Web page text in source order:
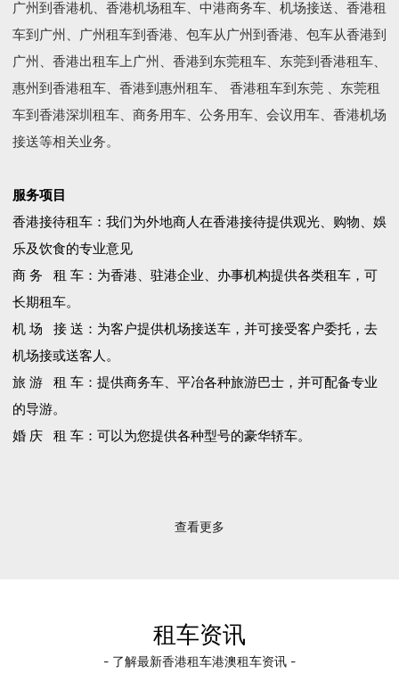
广州到香港机、香港机场租车、中港商务车、机场接送、香港租
车到广州、广州租车到香港、包车从广州到香港、包车从香港到
广州、香港出租车上广州、香港到东莞租车、东莞到香港租车、
惠州到香港租车、香港到惠州租车、 香港租车到东莞 、东莞租
车到香港深圳租车、商务用车、公务用车、会议用车、香港机场
接送等相关业务。
服务项目
香港接待租车：我们为外地商人在香港接待提供观光、购物、娛
乐及饮食的专业意见
商 务 租 车：为香港、驻港企业、办事机构提供各类租车，可
长期租车。
机 场 接 送：为客户提供机场接送车，并可接受客户委托，去
机场接或送客人。
旅 游 租 车：提供商务车、平冶各种旅游巴士，并可配备专业
的导游。
婚 庆 租 车：可以为您提供各种型号的豪华轿车。
查看更多
租车资讯
- 了解最新香港租车港澳租车资讯 -